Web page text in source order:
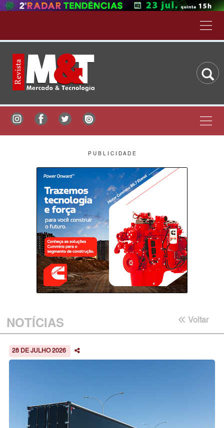
P U B L I C I D A D E
NOTÍCIAS Voltar
28 DE JULHO 2026